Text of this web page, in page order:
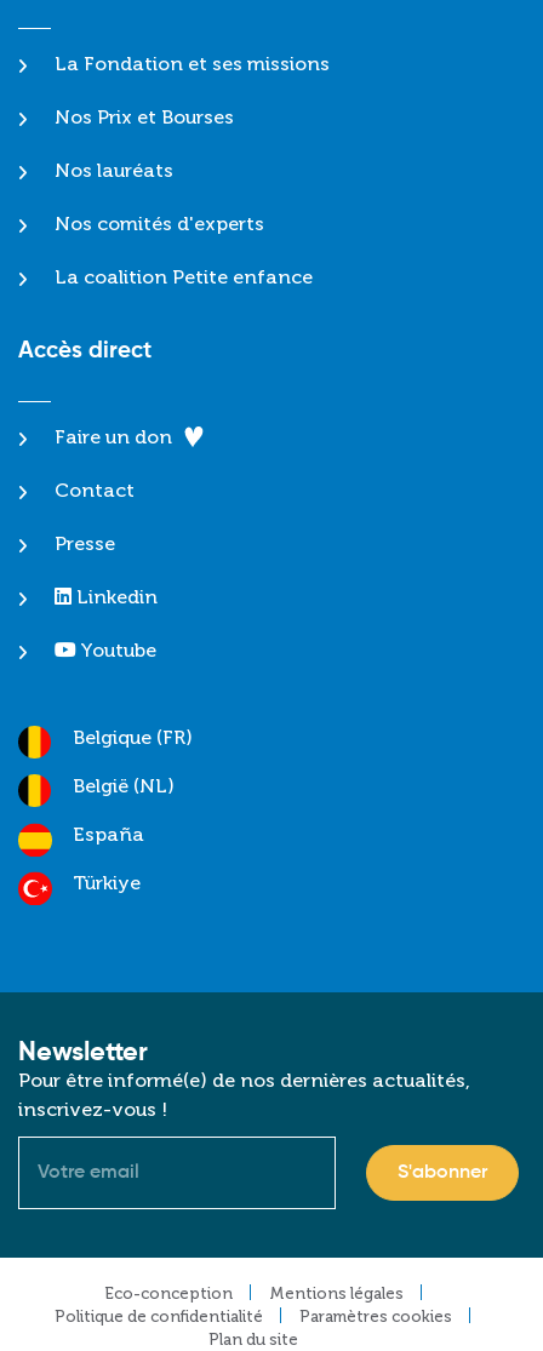
La Fondation et ses missions
Nos Prix et Bourses
Nos lauréats
Nos comités d'experts
La coalition Petite enfance
Accès direct
Faire un don
Contact
Presse
Linkedin
Youtube
Belgique (FR)
België (NL)
España
Türkiye
Newsletter
Pour être informé(e) de nos dernières actualités,
inscrivez-vous !
Eco-conception
Mentions légales
Politique de confidentialité
Paramètres cookies
Plan du site